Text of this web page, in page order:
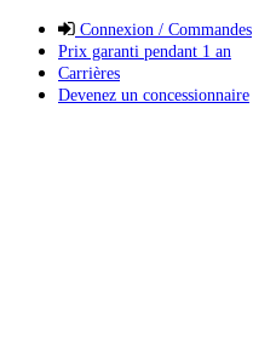
Connexion / Commandes
Prix garanti pendant 1 an
Carrières
Devenez un concessionnaire